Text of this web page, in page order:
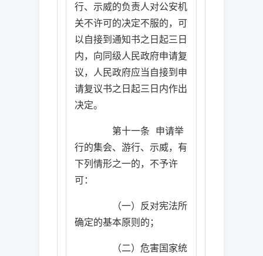
行、示威的负责人对公安机
关不许可的决定不服的，可
以自接到通知书之日起三日
内，向同级人民政府申请复
议，人民政府应当自接到申
请复议书之日起三日内作出
决定。
第十一条 申请举
行的集会、游行、示威，有
下列情形之一的，不予许
可：
（一）反对宪法所
确定的基本原则的；
（二）危害国家统